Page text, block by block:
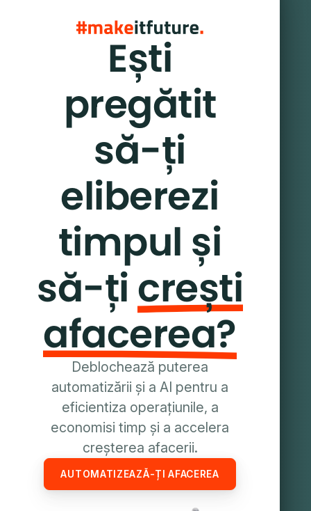
Ești
pregătit
să-ți
eliberezi
timpul și
să-țicrești
afacerea?
Deblochează puterea
automatizării și a AI pentru a
eficientiza operațiunile, a
economisi timp și a accelera
creșterea afacerii.
AUTOMATIZEAZĂ-ȚI AFACEREA